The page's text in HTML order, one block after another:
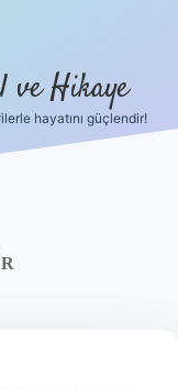
ve Hikaye
hayatını güçlendir!